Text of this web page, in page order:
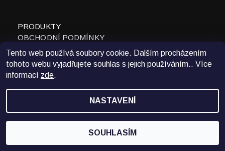
PRODUKTY
OBCHODNÍ PODMÍNKY
KONTAKTY
WWW.DUMBBELL.CZ
NÁVOD NA POUŽITÍ
VRÁCENÍ ZBOŽÍ
Tento web používá soubory cookie. Dalším procházením
tohoto webu vyjadřujete souhlas s jejich používáním.. Více
informací zde.
NASTAVENÍ
SOUHLASÍM